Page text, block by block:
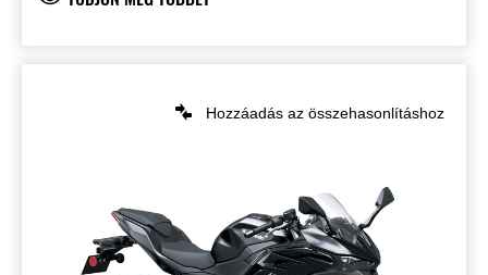
Hozzáadás az összehasonlításhoz